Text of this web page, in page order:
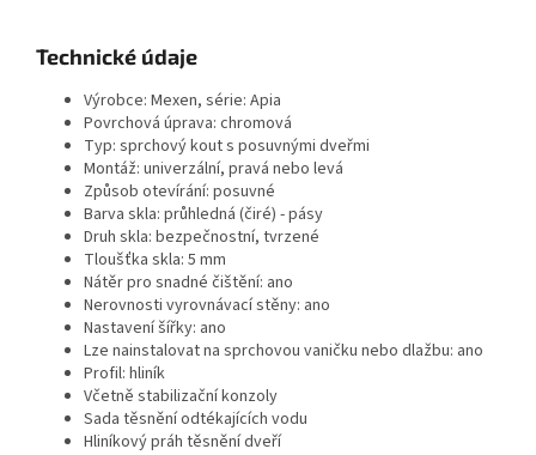
Technické údaje
Výrobce: Mexen, série: Apia
Povrchová úprava: chromová
Typ: sprchový kout s posuvnými dveřmi
Montáž: univerzální, pravá nebo levá
Způsob otevírání: posuvné
Barva skla: průhledná (čiré) - pásy
Druh skla: bezpečnostní, tvrzené
Tloušťka skla: 5 mm
Nátěr pro snadné čištění: ano
Nerovnosti vyrovnávací stěny: ano
Nastavení šířky: ano
Lze nainstalovat na sprchovou vaničku nebo dlažbu: ano
Profil: hliník
Včetně stabilizační konzoly
Sada těsnění odtékajících vodu
Hliníkový práh těsnění dveří